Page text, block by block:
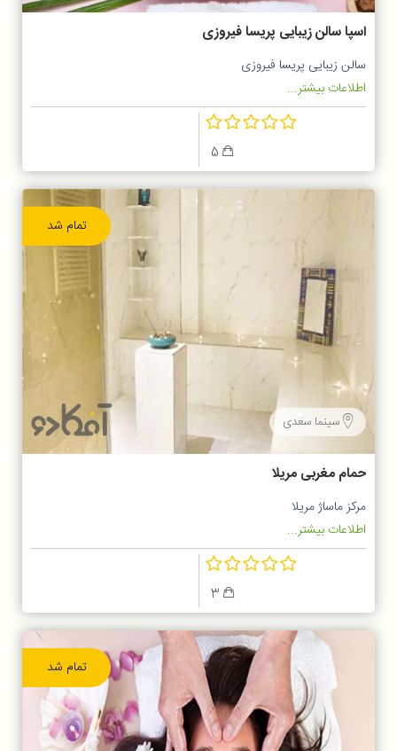
اسپا سالن زیبایی پریسا فیروزی
سالن زیبایی پریسا فیروزی
اطلاعات بیشتر...
تمام شد
سینما سعدی
حمام مغربی مریلا
مرکز ماساژ مریلا
اطلاعات بیشتر...
تمام شد